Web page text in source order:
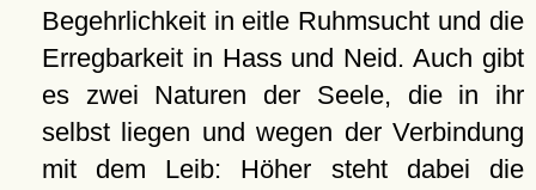
Begehrlichkeit in eitle Ruhmsucht und die
Erregbarkeit in Hass und Neid. Auch gibt
es zwei Naturen der Seele, die in ihr
selbst liegen und wegen der Verbindung
mit dem Leib: Höher steht dabei die